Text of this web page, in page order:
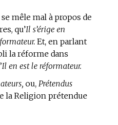
mêle mal à propos de
qu’Il s’érige en
Et, en parlant
la réforme dans
Il en est le réformateur.
ou, Prétendus
la Religion prétendue